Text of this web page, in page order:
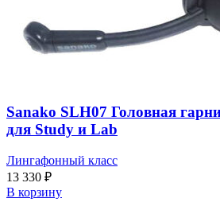
Sanako SLH07 Головная
для Study и Lab
Лингафонный класс
13 330 ₽
В корзину